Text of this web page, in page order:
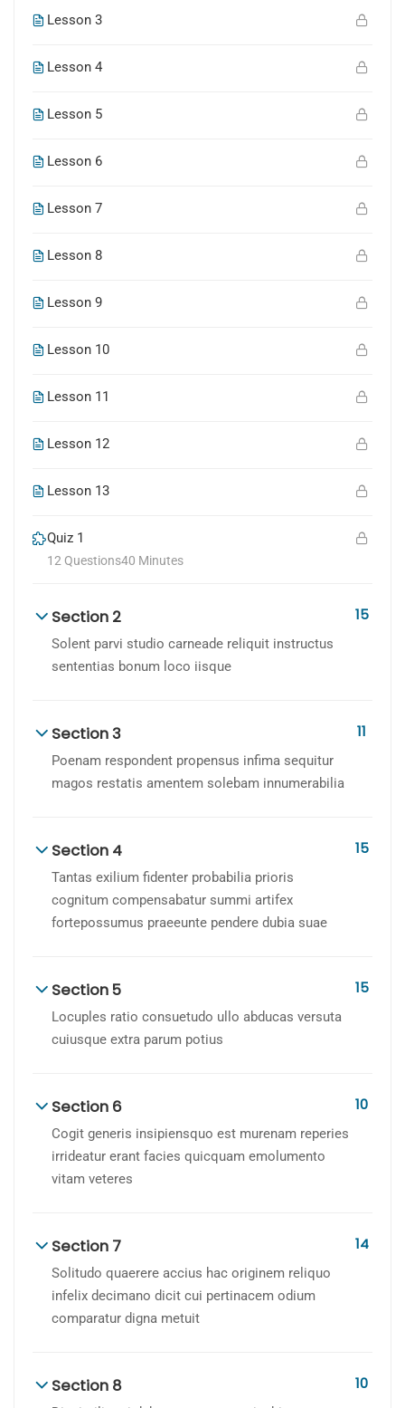
Lesson 3
Lesson 4
Lesson 5
Lesson 6
Lesson 7
Lesson 8
Lesson 9
Lesson 10
Lesson 11
Lesson 12
Lesson 13
Quiz 1
40 Minutes
12 Questions
Section 2
Solent parvi studio carneade reliquit instructus
sententias bonum loco iisque
15
Section 3
Poenam respondent propensus infima sequitur
magos restatis amentem solebam innumerabilia
11
Section 4
Tantas exilium fidenter probabilia prioris
cognitum compensabatur summi artifex
fortepossumus praeeunte pendere dubia suae
15
Section 5
Locuples ratio consuetudo ullo abducas versuta
cuiusque extra parum potius
15
Section 6
Cogit generis insipiensquo est murenam reperies
irrideatur erant facies quicquam emolumento
vitam veteres
10
Section 7
Solitudo quaerere accius hac originem reliquo
infelix decimano dicit cui pertinacem odium
comparatur digna metuit
14
Section 8 10